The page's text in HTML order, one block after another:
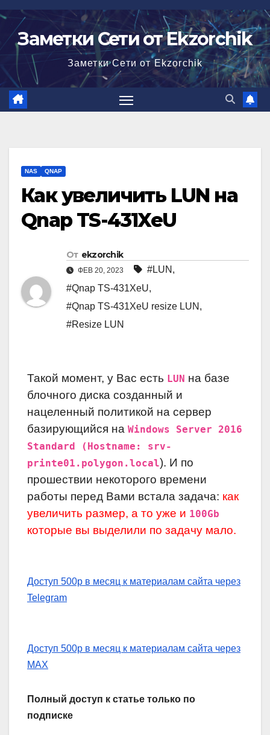
Перейти
содержимому
Заметки Сети от Ekzorchik
Заметки Сети от Ekzorchik
NAS QNAP
Как увеличить LUN на
Qnap TS-431XeU
От ekzorchik
ФЕВ 20, 2023 #LUN ,
#Qnap TS-431XeU,
#Qnap TS-431XeU resize LUN ,
#Resize LUN
Такой момент, у Вас есть LUN на базе
блочного диска созданный и
нацеленный политикой на сервер
базирующийся на Windows Server 2016
Standard (Hostname: srv-
printe01.polygon.local). И по
прошествии некоторого времени
работы перед Вами встала задача: как
увеличить размер, а то уже и 100Gb
которые вы выделили по задачу мало.
Доступ 500р в месяц к материалам сайта через
Telegram
Доступ 500р в месяц к материалам сайта через
MAX
Полный доступ к статье только по
подписке